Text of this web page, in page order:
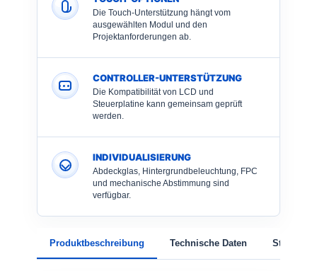
Die Touch-Unterstützung hängt vom
ausgewählten Modul und den
Projektanforderungen ab.
CONTROLLER-UNTERSTÜTZUNG
Die Kompatibilität von LCD und
Steuerplatine kann gemeinsam geprüft
werden.
INDIVIDUALISIERUNG
Abdeckglas, Hintergrundbeleuchtung, FPC
und mechanische Abstimmung sind
verfügbar.
Produktbeschreibung Technische Daten Struktur